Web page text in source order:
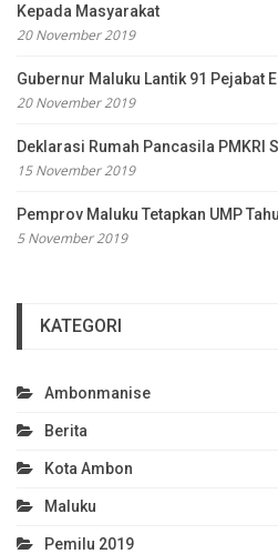
Kepada Masyarakat
20 November 2019
Gubernur Maluku Lantik 91 Pejabat
20 November 2019
Deklarasi Rumah Pancasila PMKRI
15 November 2019
Pemprov Maluku Tetapkan UMP
5 November 2019
KATEGORI
Ambonmanise
Berita
Kota Ambon
Maluku
Pemilu 2019